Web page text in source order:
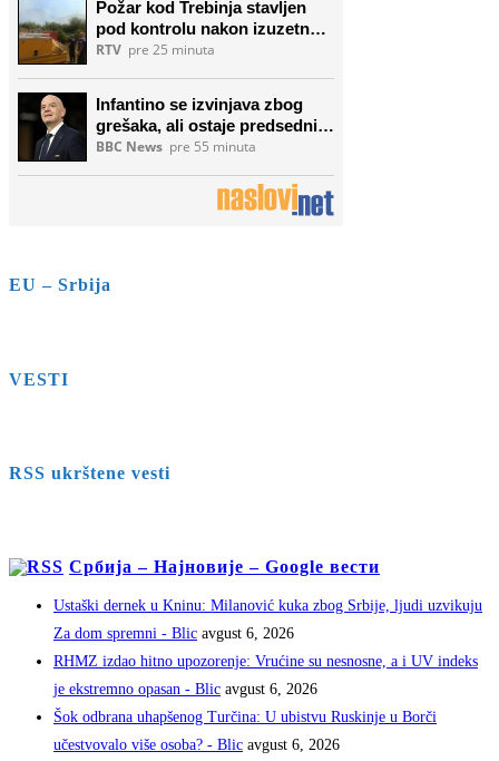
EU – Srbija
VESTI
RSS ukrštene vesti
Србија – Најновије – Google вести
Ustaški dernek u Kninu: Milanović kuka zbog Srbije, ljudi uzvikuju
Za dom spremni - Blic avgust 6, 2026
RHMZ izdao hitno upozorenje: Vrućine su nesnosne, a i UV indeks
je ekstremno opasan - Blic avgust 6, 2026
Šok odbrana uhapšenog Turčina: U ubistvu Ruskinje u Borči
učestvovalo više osoba? - Blic avgust 6, 2026